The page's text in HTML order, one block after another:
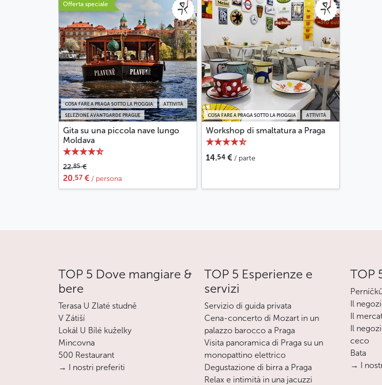
Offerta speciale
SELEZIONE AVANTGARDE PRAGUE
COSA FARE A PRAGA SOTTO LA PIOGGIA ATTIVITÀ
Gita su una piccola nave lungo
Moldava
22.85€
20.57 € / persona
COSA FARE A PRAGA SOTTO LA PIOGGIA ATTIVITÀ
Workshop di smaltatura a Praga
14.54 € / parte
TOP 5 Dove mangiare &
bere
Terasa U Zlaté studně
V Zátiší
Lokál U Bílé kuželky
Mincovna
500 Restaurant
→ I nostri preferiti
TOP 5 Esperienze e
servizi
Servizio di guida privata
Cena-concerto di Mozart in un
palazzo barocco a Praga
Visita panoramica di Praga su un
monopattino elettrico
Degustazione di birra a Praga
Relax e intimità in una jacuzzi
TOP
Il
Il
Il
ceco
Bata
→ I